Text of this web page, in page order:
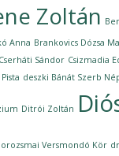
Zoltán
Anna Brankovics Dózsa
Cserháti Sándor Csizmadia
deszki Bánát Szerb
Ditrói Zoltán
Versmondó Kör